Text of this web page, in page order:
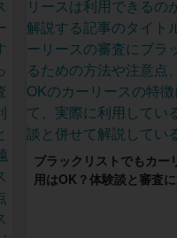
ブラックリストでもカー
用はOK？体験談と審査